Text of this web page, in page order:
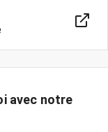
avec notre